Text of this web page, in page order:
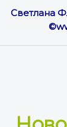
Светлана
©